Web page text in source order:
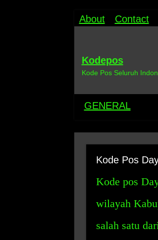
About Contact
Kodepos
Kode Pos Seluruh
GENERAL
Kode Pos
Kode pos
wilayah
salah satu